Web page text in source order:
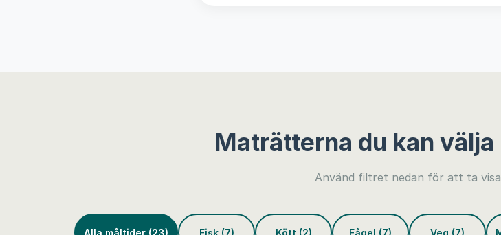
Maträtterna du kan
Använd filtret nedan för att ta
Alla måltider (23) Fisk (7) Kött (2) Fågel (7) Veg (7)